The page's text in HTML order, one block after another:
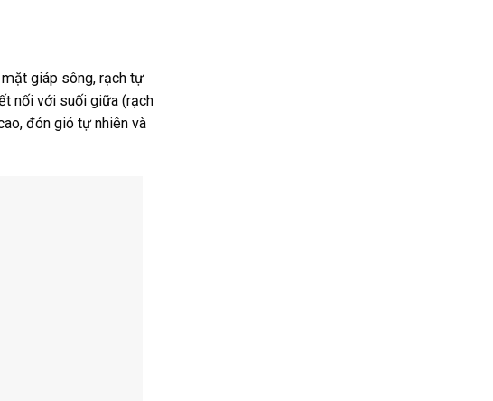
giáp sông, rạch tự
nối với suối giữa (rạch
đón gió tự nhiên và